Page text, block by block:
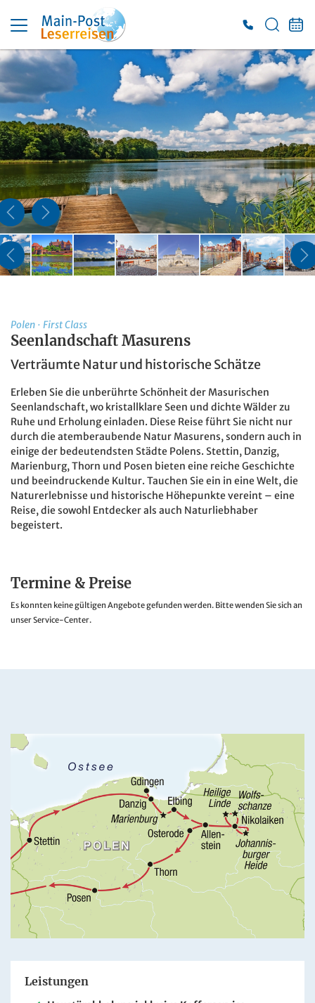
Es konnten keine gültigen Angebote gefunden werden. Bitte wenden Sie sich an
unser Service-Center.
Polen · First Class
Seenlandschaft Masurens
Verträumte Natur und historische Schätze
Erleben Sie die unberührte Schönheit der Masurischen
Seenlandschaft, wo kristallklare Seen und dichte Wälder zu
Ruhe und Erholung einladen. Diese Reise führt Sie nicht nur
durch die atemberaubende Natur Masurens, sondern auch in
einige der bedeutendsten Städte Polens. Stettin, Danzig,
Marienburg, Thorn und Posen bieten eine reiche Geschichte
und beeindruckende Kultur. Tauchen Sie ein in eine Welt, die
Naturerlebnisse und historische Höhepunkte vereint – eine
Reise, die sowohl Entdecker als auch Naturliebhaber
begeistert.
Termine & Preise
Es konnten keine gültigen Angebote gefunden werden. Bitte wenden Sie sich an
unser Service-Center.
Leistungen